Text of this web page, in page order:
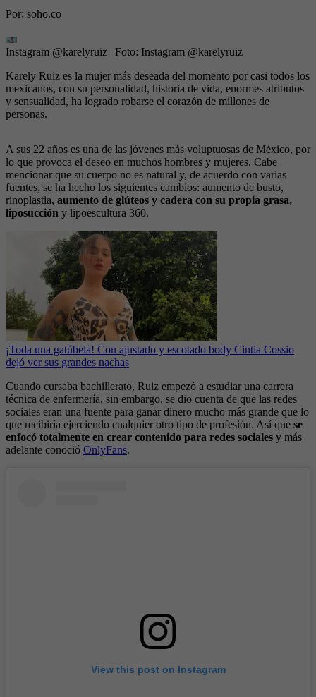
Por: soho.co
Instagram @karelyruiz | Foto: Instagram @karelyruiz
Karely Ruiz es la mujer más deseada del momento por casi todos los
mexicanos, con su personalidad, historia de vida, enormes atributos
y sensualidad, ha logrado robarse el corazón de millones de
personas.
A sus 22 años es una de las jóvenes más voluptuosas de México, por
lo que provoca el deseo en muchos hombres y mujeres. Cabe
mencionar que su cuerpo no es natural y, de acuerdo con varias
fuentes, se ha hecho los siguientes cambios: aumento de busto,
rinoplastia, aumento de glúteos y cadera con su propia grasa,
liposucción y lipoescultura 360.
¡Toda una gatúbela! Con ajustado y escotado body Cintia Cossio
dejó ver sus grandes nachas
Cuando cursaba bachillerato, Ruiz empezó a estudiar una carrera
técnica de enfermería, sin embargo, se dio cuenta de que las redes
sociales eran una fuente para ganar dinero mucho más grande que lo
que recibiría ejerciendo cualquier otro tipo de profesión. Así que se
enfocó totalmente en crear contenido para redes sociales y más
adelante conoció OnlyFans.
View this post on Instagram